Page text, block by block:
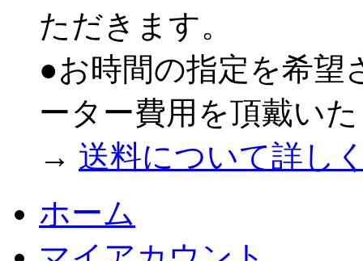
ただきます。
●お時間の指定を希望
ーター費用を頂戴い
→ 送料について詳し
ホーム